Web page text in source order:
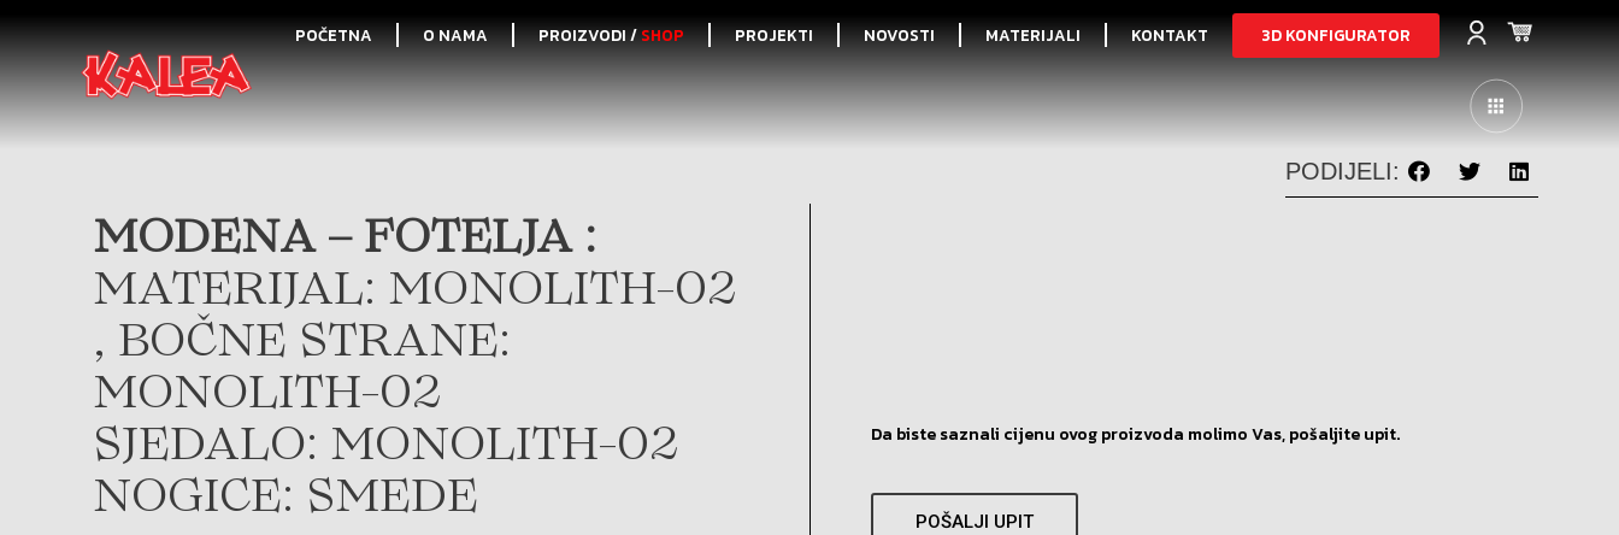
POČETNA O NAMA PROIZVODI /SHOP PROJEKTI NOVOSTI MATERIJALI KONTAKT 3D KONFIGURATOR
PODIJELI:
MODENA – FOTELJA :
MATERIJAL: MONOLITH-02
, BOČNE STRANE:
MONOLITH-02
SJEDALO: MONOLITH-02
NOGICE: SMEDE
Da biste saznali cijenu ovog proizvoda molimo Vas, pošaljite upit.
POŠALJI UPIT